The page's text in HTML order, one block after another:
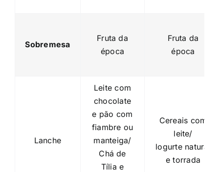
Sobremesa
Fruta da
época
Fruta da
época
Lanche
Leite com
chocolate
e pão com
fiambre ou
manteiga/
Chá de
Tília e
Cereais com
leite/
logurte natural
e torrada